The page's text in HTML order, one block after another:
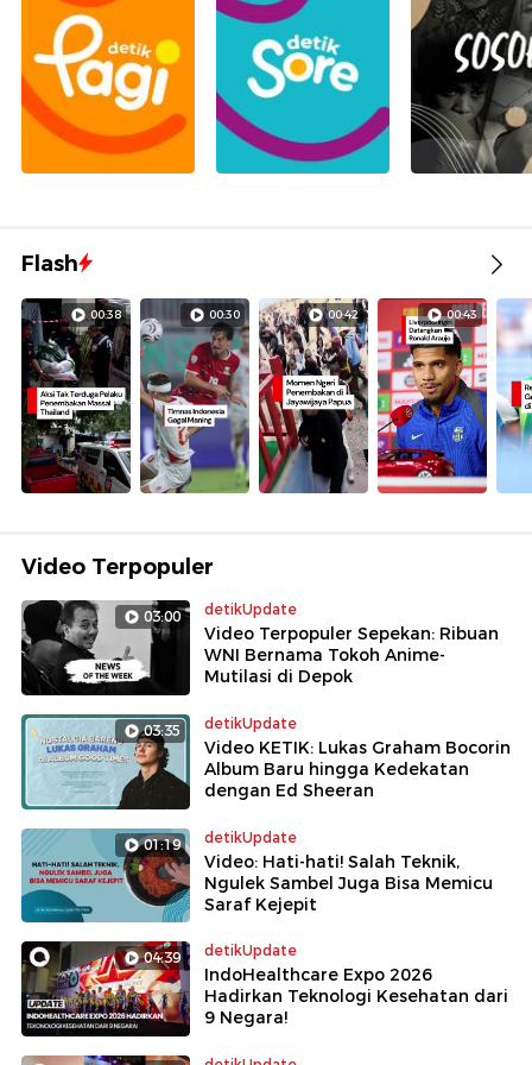
Flash
00:38 00:30 00:42 00:43
Video Terpopuler
03:00 detikUpdate
Video Terpopuler Sepekan: Ribuan
WNI Bernama Tokoh Anime-
Mutilasi di Depok
03:35 detikUpdate
Video KETIK: Lukas Graham Bocorin
Album Baru hingga Kedekatan
dengan Ed Sheeran
01:19 detikUpdate
Video: Hati-hati! Salah Teknik,
Ngulek Sambel Juga Bisa Memicu
Saraf Kejepit
04:39 detikUpdate
IndoHealthcare Expo 2026
Hadirkan Teknologi Kesehatan dari
9 Negara!